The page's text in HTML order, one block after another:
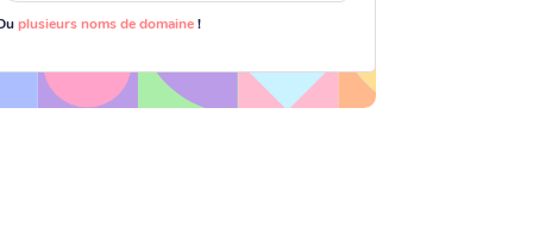
plusieurs noms de domaine!